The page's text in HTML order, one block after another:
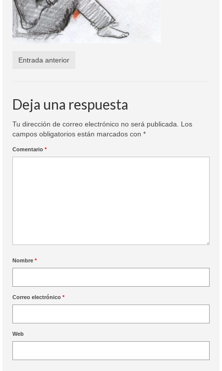
Sobre mi
Contacto
Entrada anterior
Deja una respuesta
Tu dirección de correo electrónico no será publicada.
Los
campos obligatorios están marcados con *
Comentario *
Nombre *
Correo electrónico *
Web